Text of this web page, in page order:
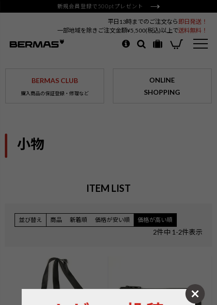
新規会員登録で500ptプレゼント
平日13時までのご注文なら 即日発送！
一部地域を除きご注文金額¥5,500(税込)以上で送料無料！
BERMAS CLUB
購入商品の保証登録・修理など
ONLINE
SHOPPING
小物
ITEM LIST
並び替え 商品 新着順 価格が安い順 価格が高い順
2件中 1 -2件表示